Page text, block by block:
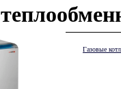
Газовые